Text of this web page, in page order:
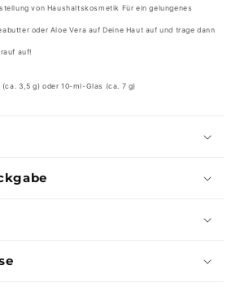
von Haushaltskosmetik Für ein gelungenes
oder Aloe Vera auf Deine Haut auf und trage dann
auf!
3,5 g) oder 10-ml-Glas (ca. 7 g)